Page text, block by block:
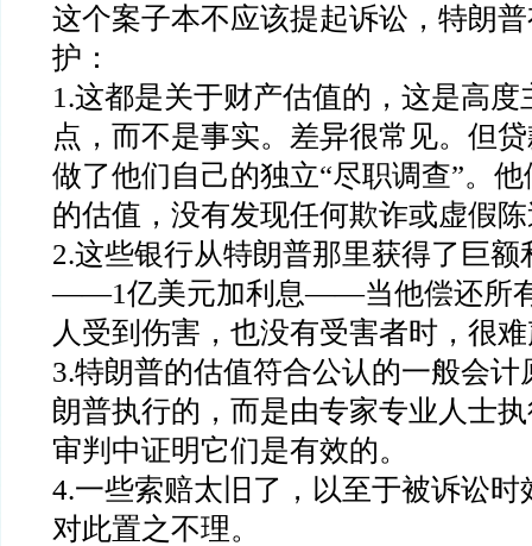
这个案子本不应该提起诉讼，特朗
护：
1.这都是关于财产估值的，这是高度
点，而不是事实。差异很常见。但
做了他们自己的独立“尽职调查”。
的估值，没有发现任何欺诈或虚假
2.这些银行从特朗普那里获得了巨额
——1亿美元加利息——当他偿还所
人受到伤害，也没有受害者时，很
3.特朗普的估值符合公认的一般会计
朗普执行的，而是由专家专业人士
审判中证明它们是有效的。
4.一些索赔太旧了，以至于被诉讼时
对此置之不理。